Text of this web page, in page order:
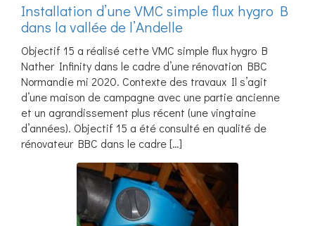
Installation d’une VMC simple flux hygro B
dans la vallée de l’Andelle
Objectif 15 a réalisé cette VMC simple flux hygro B
Nather Infinity dans le cadre d’une rénovation BBC
Normandie mi 2020. Contexte des travaux Il s’agit
d’une maison de campagne avec une partie ancienne
et un agrandissement plus récent (une vingtaine
d’années). Objectif 15 a été consulté en qualité de
rénovateur BBC dans le cadre […]